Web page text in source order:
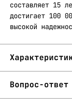
составляет 15
достигает 100
высокой
Вопрос-ответ